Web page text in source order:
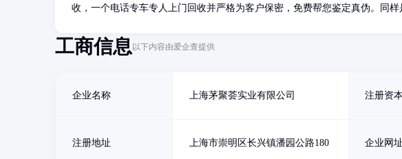
收，一个电话专车专人上门回收并严格为客户保密，免费帮您鉴定真伪。同
工商信息以下内容由爱企查提供
企业名称 上海茅聚荟实业有限公司 注册资本
注册地址 上海市崇明区长兴镇潘园公路180 企业网址